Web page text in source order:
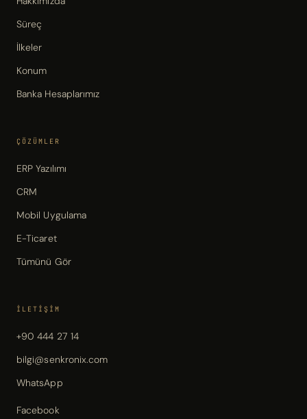
Süreç
İlkeler
Konum
Banka Hesaplarımız
ÇÖZÜMLER
ERP Yazılımı
CRM
Mobil Uygulama
E-Ticaret
Tümünü Gör
İLETIŞIM
+90 444 27 14
bilgi@senkronix.com
WhatsApp
Facebook